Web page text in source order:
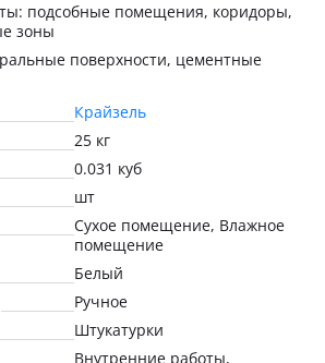
подсобные помещения, коридоры,
зоны
поверхности, цементные
Крайзель
25 кг
0.031 куб
шт
Сухое помещение, Влажное
помещение
Белый
Ручное
Штукатурки
Внутренние работы,